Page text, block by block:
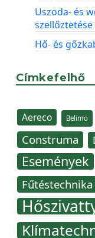
Uszoda- és
Hő- és
Címkefelhő
Aereco Belimo
Construma
Események
Fűtéstechnika